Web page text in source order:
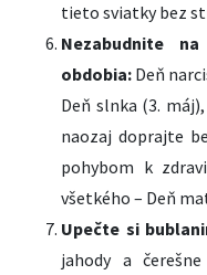
tieto sviatky bez
Nezabudnite
obdobia: Deň
Deň slnka (3.
naozaj doprajte
pohybom k
všetkého – Deň
Upečte si
jahody a